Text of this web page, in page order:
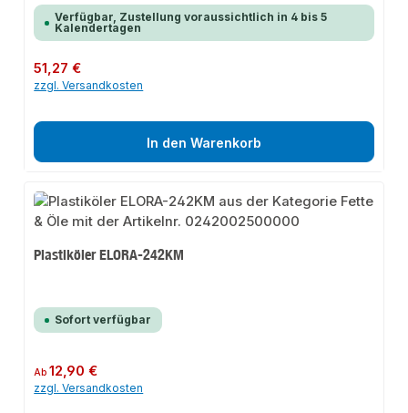
Verfügbar, Zustellung voraussichtlich in 4 bis 5
Kalendertagen
Regulärer Preis:
51,27 €
zzgl. Versandkosten
In den Warenkorb
Plastiköler ELORA-242KM
Sofort verfügbar
Regulärer Preis:
Ab12,90 €
zzgl. Versandkosten